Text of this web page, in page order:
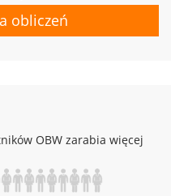
obliczeń
OBW zarabia więcej